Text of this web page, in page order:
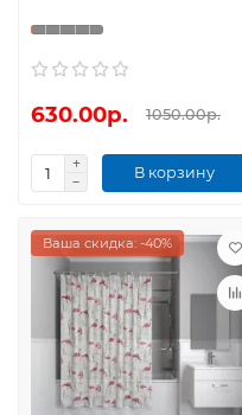
630.00р. 1050.00р.
В корзину
Ваша скидка: -40%